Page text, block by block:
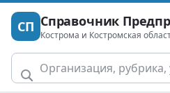
СП Справочник
Кострома и Костромская